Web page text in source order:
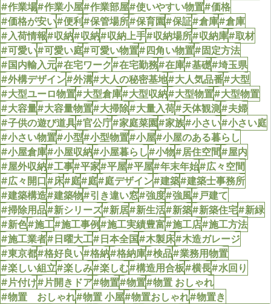
#作業場#作業小屋#作業部屋#使いやすい物置#価格
#価格が安い#便利#保管場所#保育園#保証#倉庫#倉庫
#入荷情報#収納#収納#収納上手#収納場所#収納庫#取材
#可愛い#可愛い庭#可愛い物置#四角い物置#固定方法
#国内輸入元#在宅ワーク#在宅勤務#在庫#基礎#埼玉県
#外構デザイン#外溝#大人の秘密基地#大人気品番#大型
#大型ユーロ物置#大型倉庫#大型収納#大型物置#大型物置
#大容量#大容量物置#大掃除#大量入荷#天体観測#夫婦
#子供の遊び道具#官公庁#家庭菜園#家族#小さい#小さい庭
#小さい物置#小型#小型物置#小屋#小屋のある暮らし
#小屋倉庫#小屋収納#小屋暮らし#小物#居住空間#屋内
#屋外収納#工事#平家#平屋#平屋#年末年始#広々空間
#広々開口#床#庭#庭#庭デザイン#建築#建築士事務所
#建築構造#建築物#引き違い窓#強度#強風#戸建て
#掃除用品#新シリーズ#新居#新生活#新築#新築住宅#新緑
#新色#施工#施工事例#施工実績豊富#施工店#施工方法
#施工業者#日曜大工#日本全国#木製床#木造ガレージ
#東京都#格好良い#格納#格納庫#検品#業務用物置
#楽しい組立#楽しみ#楽しむ#構造用合板#横長#水回り
#片付け#片開きドア#物置#物置#物置 おしゃれ
#物置 おしゃれ#物置 小屋#物置おしゃれ#物置き